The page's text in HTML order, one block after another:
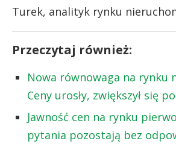
Turek, analityk rynku
Przeczytaj również:
Nowa równowaga na rynku
Ceny urosły, zwiększył się
Jawność cen na rynku
pytania pozostają bez